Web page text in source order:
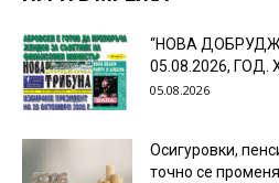
“НОВА
05.08.2026, ГОД.
05.08.2026
Осигуровки,
точно се променя